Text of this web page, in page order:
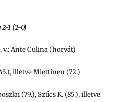
1 (2-0)
v.: Ante Culina (horvát)
illetve Miettinen (72.)
(79.), Szűcs K. (85.), illetve